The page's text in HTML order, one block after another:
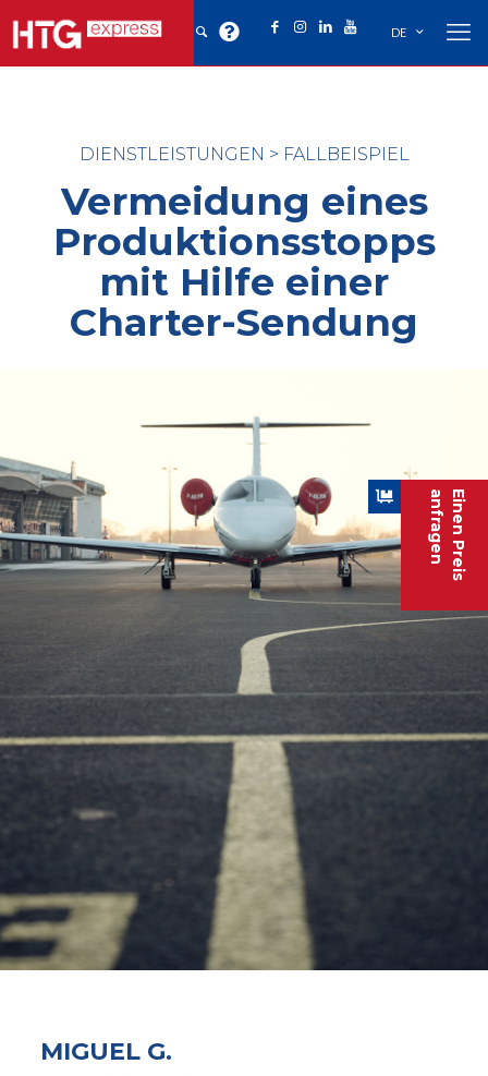
Einen Preis
anfragen
DE
DIENSTLEISTUNGEN > FALLBEISPIEL
Vermeidung eines
Produktionsstopps
mit Hilfe einer
Charter-Sendung
MIGUEL G.